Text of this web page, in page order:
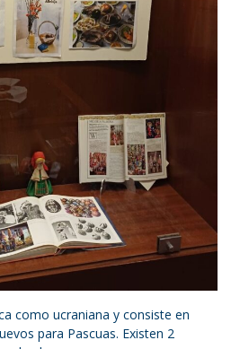
como ucraniana y consiste en
para Pascuas. Existen 2